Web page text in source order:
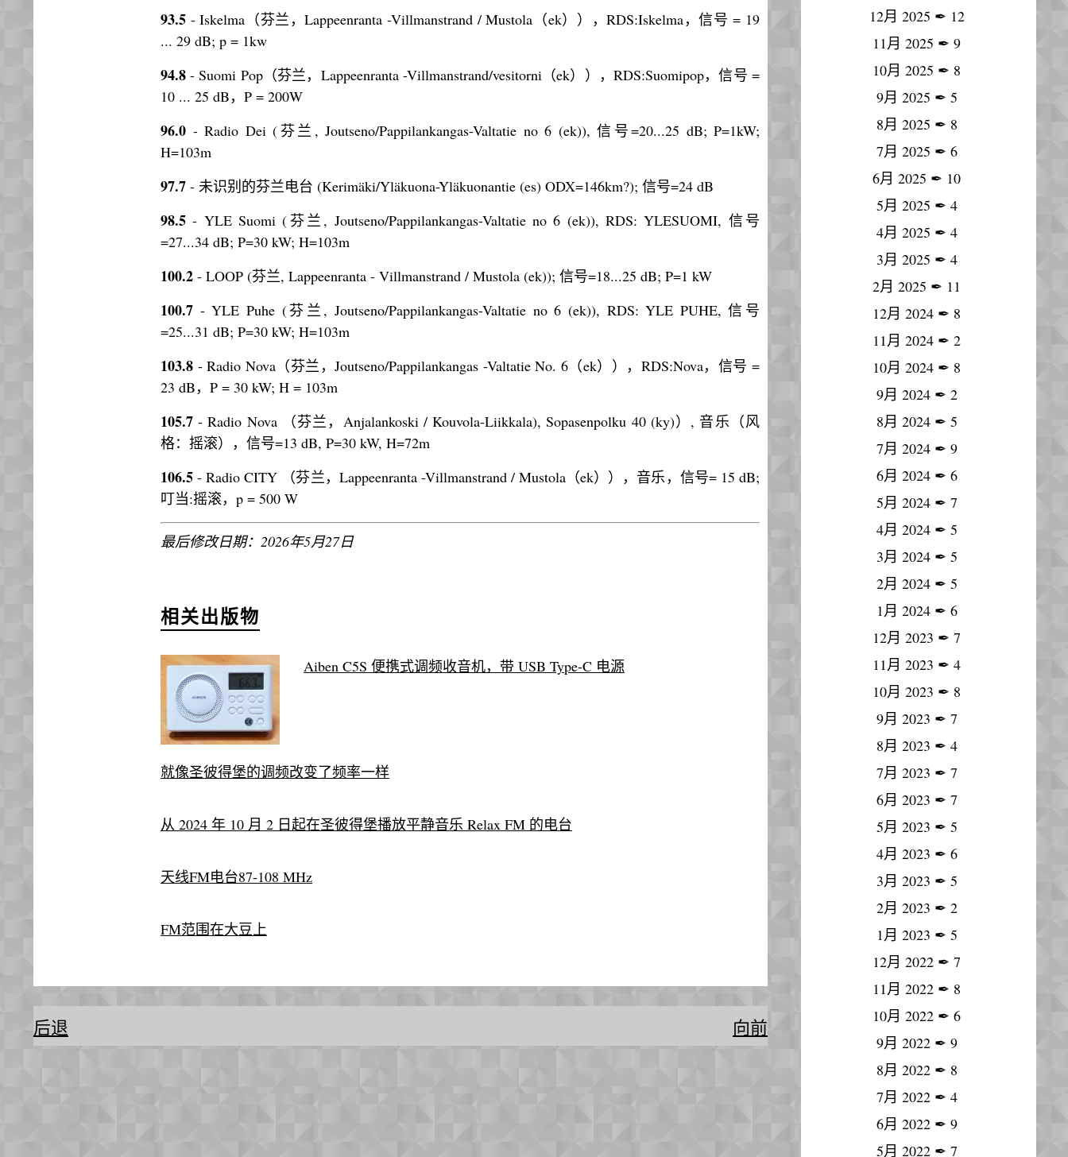
93.5 - Iskelma（芬兰，Lappeenranta -Villmanstrand / Mustola（ek）），RDS:Iskelma，信号 = 19
... 29 dB; p = 1kw
94.8 - Suomi Pop（芬兰，Lappeenranta -Villmanstrand/vesitorni（ek）），RDS:Suomipop，信号 =
10 ... 25 dB，P = 200W
96.0 - Radio Dei (芬兰, Joutseno/Pappilankangas-Valtatie no 6 (ek)), 信号=20...25 dB; P=1kW;
H=103m
97.7 - 未识别的芬兰电台 (Kerimäki/Yläkuona-Yläkuonantie (es) ODX=146km?); 信号=24 dB
98.5 - YLE Suomi (芬兰, Joutseno/Pappilankangas-Valtatie no 6 (ek)), RDS: YLESUOMI, 信号
=27...34 dB; P=30 kW; H=103m
100.2 - LOOP (芬兰, Lappeenranta - Villmanstrand / Mustola (ek)); 信号=18...25 dB; P=1 kW
100.7 - YLE Puhe (芬兰, Joutseno/Pappilankangas-Valtatie no 6 (ek)), RDS: YLE PUHE, 信号
=25...31 dB; P=30 kW; H=103m
103.8 - Radio Nova（芬兰，Joutseno/Pappilankangas -Valtatie No. 6（ek）），RDS:Nova，信号 =
23 dB，P = 30 kW; H = 103m
105.7 - Radio Nova （芬兰，Anjalankoski / Kouvola-Liikkala), Sopasenpolku 40 (ky)）, 音乐（风
格：摇滚），信号=13 dB, P=30 kW, H=72m
106.5 - Radio CITY （芬兰，Lappeenranta -Villmanstrand / Mustola（ek）），音乐，信号= 15 dB;
叮当:摇滚，p = 500 W
最后修改日期：2026年5月27日
相关出版物
Aiben C5S 便携式调频收音机，带 USB Type-C 电源
就像圣彼得堡的调频改变了频率一样
从 2024 年 10 月 2 日起在圣彼得堡播放平静音乐 Relax FM 的电台
天线FM电台87-108 MHz
FM范围在大豆上
后退 向前
12月 2025 ✒ 12
11月 2025 ✒ 9
10月 2025 ✒ 8
9月 2025 ✒ 5
8月 2025 ✒ 8
7月 2025 ✒ 6
6月 2025 ✒ 10
5月 2025 ✒ 4
4月 2025 ✒ 4
3月 2025 ✒ 4
2月 2025 ✒ 11
12月 2024 ✒ 8
11月 2024 ✒ 2
10月 2024 ✒ 8
9月 2024✒ 2
8月 2024✒ 5
7月 2024✒ 9
6月 2024✒ 6
5月 2024✒ 7
4月 2024✒ 5
3月 2024✒ 5
2月 2024✒ 5
1月 2024✒ 6
12月 2023 ✒ 7
11月 2023 ✒ 4
10月 2023 ✒ 8
9月 2023 ✒ 7
8月 2023 ✒ 4
7月 2023 ✒ 7
6月 2023 ✒ 7
5月 2023 ✒ 5
4月 2023 ✒ 6
3月 2023 ✒ 5
2月 2023 ✒ 2
1月 2023 ✒ 5
12月 2022 ✒ 7
11月 2022 ✒ 8
10月 2022 ✒ 6
9月 2022✒ 9
8月 2022✒ 8
7月 2022✒ 4
6月 2022✒ 9
5月 2022✒ 7